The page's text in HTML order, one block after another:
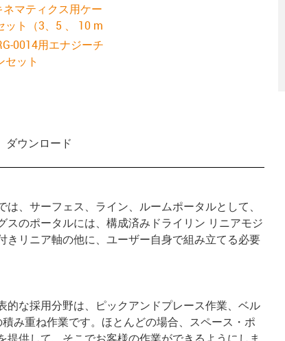
ネマティクス用ケー
ット（3、5 、 10 m
0014用エナジーチ
セット
ダウンロード
、サーフェス、ライン、ルームポータルとして、
スのポータルには、構成済みドライリン リニアモジ
きリニア軸の他に、ユーザー自身で組み立てる必要
的な採用分野は、ピックアンドプレース作業、ベル
み重ね作業です。ほとんどの場合、スペース・ポ
供して、そこでお客様の作業ができるようにしま